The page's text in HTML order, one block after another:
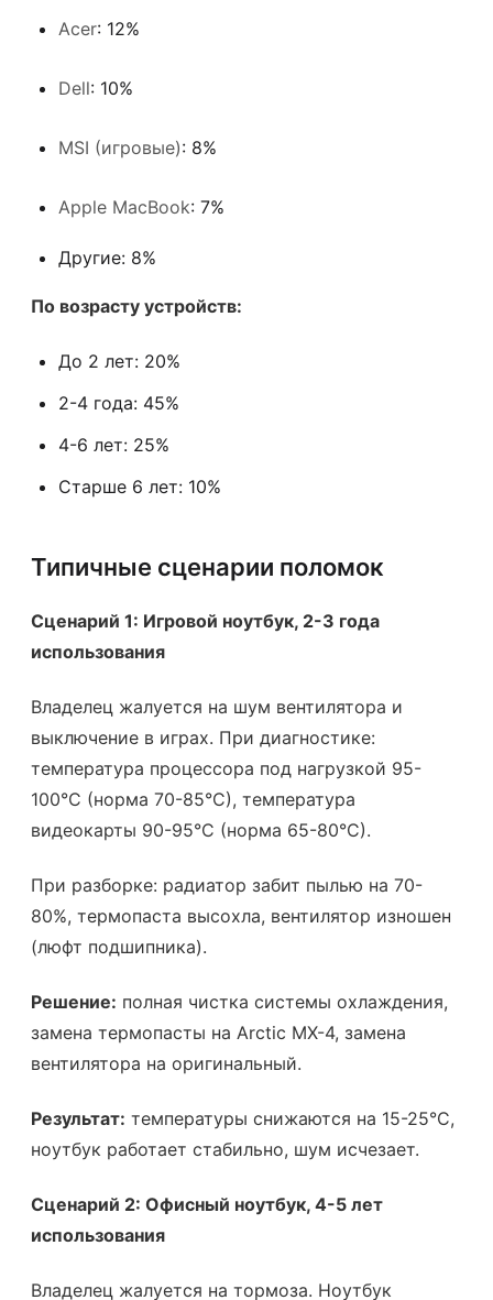
Acer: 12%
Dell: 10%
MSI (игровые): 8%
Apple MacBook: 7%
Другие: 8%
По возрасту устройств:
До 2 лет: 20%
2-4 года: 45%
4-6 лет: 25%
Старше 6 лет: 10%
Типичные сценарии поломок
Сценарий 1: Игровой ноутбук, 2-3 года
использования
Владелец жалуется на шум вентилятора и
выключение в играх. При диагностике:
температура процессора под нагрузкой 95-
100°C (норма 70-85°C), температура
видеокарты 90-95°C (норма 65-80°C).
При разборке: радиатор забит пылью на 70-
80%, термопаста высохла, вентилятор изношен
(люфт подшипника).
Решение: полная чистка системы охлаждения,
замена термопасты на Arctic MX-4, замена
вентилятора на оригинальный.
Результат: температуры снижаются на 15-25°C,
ноутбук работает стабильно, шум исчезает.
Сценарий 2: Офисный ноутбук, 4-5 лет
использования
Владелец жалуется на тормоза. Ноутбук